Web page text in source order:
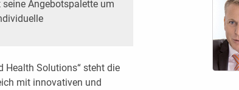
Angebotspalette um
Health Solutions“ steht die
mit innovativen und